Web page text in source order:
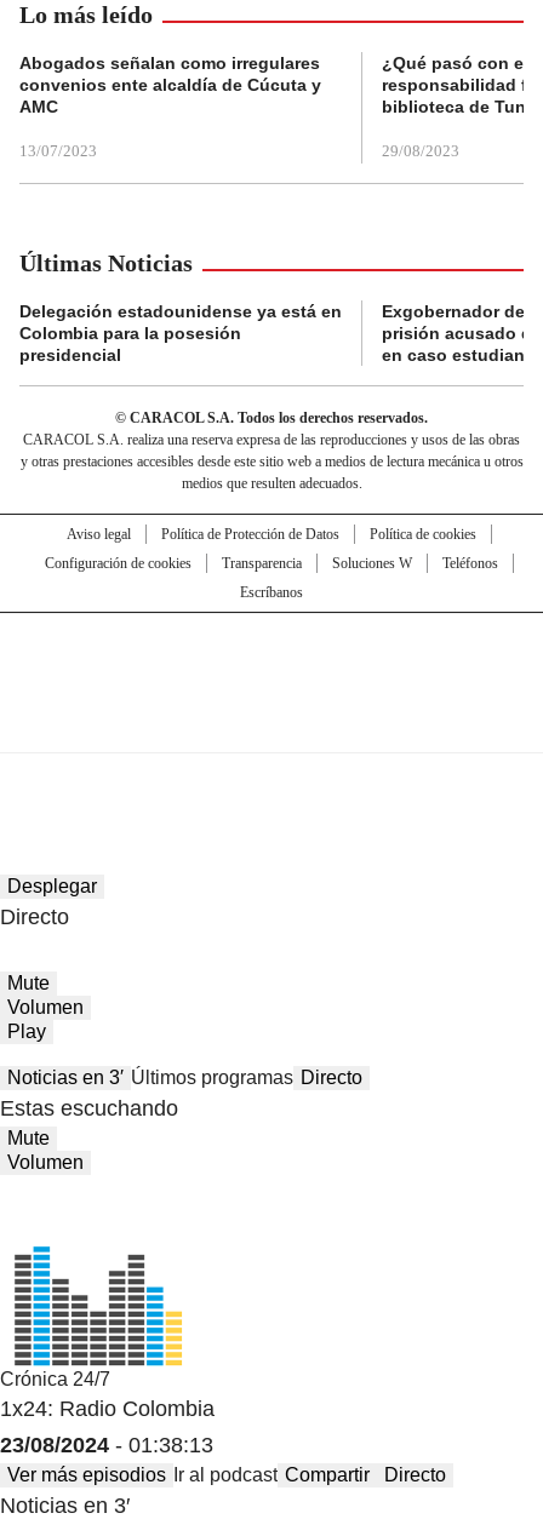
Lo más leído
Abogados señalan como irregulares
convenios ente alcaldía de Cúcuta y
AMC
13/07/2023
¿Qué pasó con el
responsabilidad
biblioteca de
29/08/2023
Últimas Noticias
Delegación estadounidense ya está en
Colombia para la posesión
presidencial
Exgobernador de
prisión acusado
en caso
© CARACOL S.A. Todos los derechos reservados.
CARACOL S.A. realiza una reserva expresa de las reproducciones y usos de las obras
y otras prestaciones accesibles desde este sitio web a medios de lectura mecánica u otros
medios que resulten adecuados.
Aviso legal Política de Protección de Datos
Política de cookies
Configuración de cookies
Transparencia Soluciones W
Teléfonos
Escríbanos
Desplegar
Directo
Mute
Volumen
Play
Noticias en 3′ Últimos programas Directo
Estas escuchando
Mute
Volumen
Crónica 24/7
1x24: Radio Colombia
23/08/2024 - 01:38:13
Ver más episodios Ir al podcast Compartir Directo
Noticias en 3′